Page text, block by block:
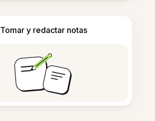
Tomar y redactar notas